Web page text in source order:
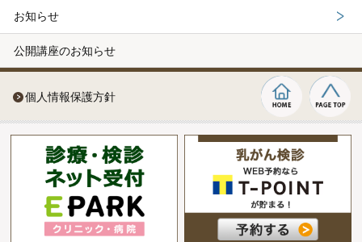
お知らせ
公開講座のお知らせ
個人情報保護方針